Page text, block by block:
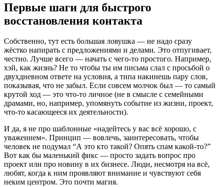
Первые шаги для быстрого
восстановления контакта
Собственно, тут есть большая ловушка — не надо сразу
жёстко напирать с предложениями и делами. Это отпугивает,
честно. Лучше всего — начать с чего-то простого. Например,
хэй, как жизнь? Не то чтобы ты им письма слал с просьбой о
двухдневном ответе на условия, а типа накинешь пару слов,
показывая, что не забыл. Если совсем молчок был — то самый
крутой ход — это что-то личное (не в смысле с семейными
драмами, но, например, упомянуть событие из жизни, проект,
что-то касающееся их деятельности).
И да, я не про шаблонные «надейтесь у вас всё хорошо, с
уважением». Принцип — вовлечь, заинтересовать, чтобы
человек не подумал “А это кто такой? Опять спам какой-то?”
Вот как бы маленький фикс — просто задать вопрос про
проект или про новину в их бизнесе. Люди, несмотря на всё,
любят, когда к ним проявляют внимание и чувствуют себя
неким центром. Это почти магия.